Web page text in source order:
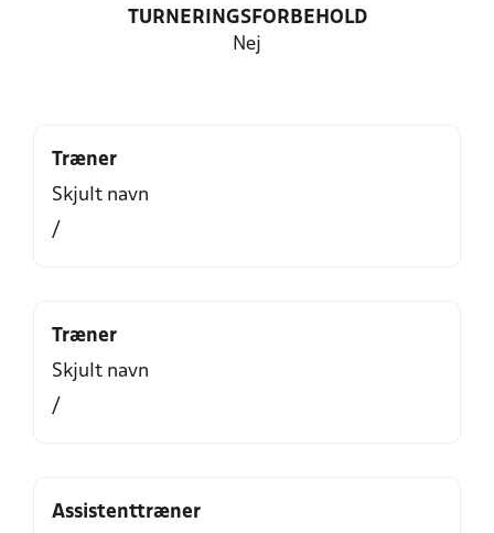
TURNERINGSFORBEHOLD
Nej
Træner
Skjult navn
/
Træner
Skjult navn
/
Assistenttræner